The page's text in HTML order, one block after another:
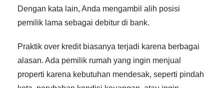
Dengan kata lain, Anda mengambil alih posisi
pemilik lama sebagai debitur di bank.
Praktik over kredit biasanya terjadi karena berbagai
alasan. Ada pemilik rumah yang ingin menjual
properti karena kebutuhan mendesak, seperti pindah